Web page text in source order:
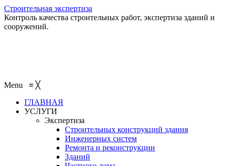
Строительная экспертиза
Контроль качества строительных работ, экспертиза зданий и
сооружений.
Menu ≡ ╳
ГЛАВНАЯ
УСЛУГИ
Экспертиза
Строительных конструкций здания
Инженерных систем
Ремонта и реконструкции
Зданий